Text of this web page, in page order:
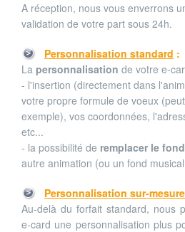
A réception, nous vous enverrons
validation de votre part sous 24h.
Personnalisation standard :
La personnalisation de votre e-
- l'insertion (directement dans
votre propre formule de voeux
exemple), vos coordonnées,
etc...
- la possibilité de remplacer le
autre animation (ou un fond
Personnalisation sur-mesure
Au-delà du forfait standard, nous
e-card une personnalisation plus